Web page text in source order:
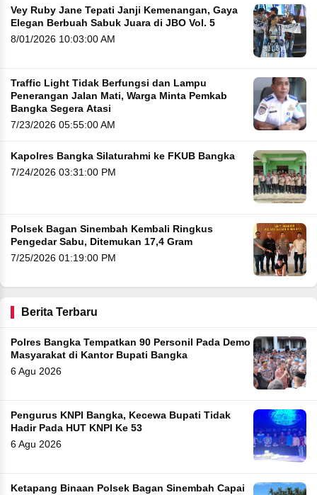
Vey Ruby Jane Tepati Janji Kemenangan, Gaya
Elegan Berbuah Sabuk Juara di JBO Vol. 5
8/01/2026 10:03:00 AM
Traffic Light Tidak Berfungsi dan Lampu
Penerangan Jalan Mati, Warga Minta Pemkab
Bangka Segera Atasi
7/23/2026 05:55:00 AM
Kapolres Bangka Silaturahmi ke FKUB Bangka
7/24/2026 03:31:00 PM
Polsek Bagan Sinembah Kembali Ringkus
Pengedar Sabu, Ditemukan 17,4 Gram
7/25/2026 01:19:00 PM
Berita Terbaru
Polres Bangka Tempatkan 90 Personil Pada Demo
Masyarakat di Kantor Bupati Bangka
6 Agu 2026
Pengurus KNPI Bangka, Kecewa Bupati Tidak
Hadir Pada HUT KNPI Ke 53
6 Agu 2026
Ketapang Binaan Polsek Bagan Sinembah Capai